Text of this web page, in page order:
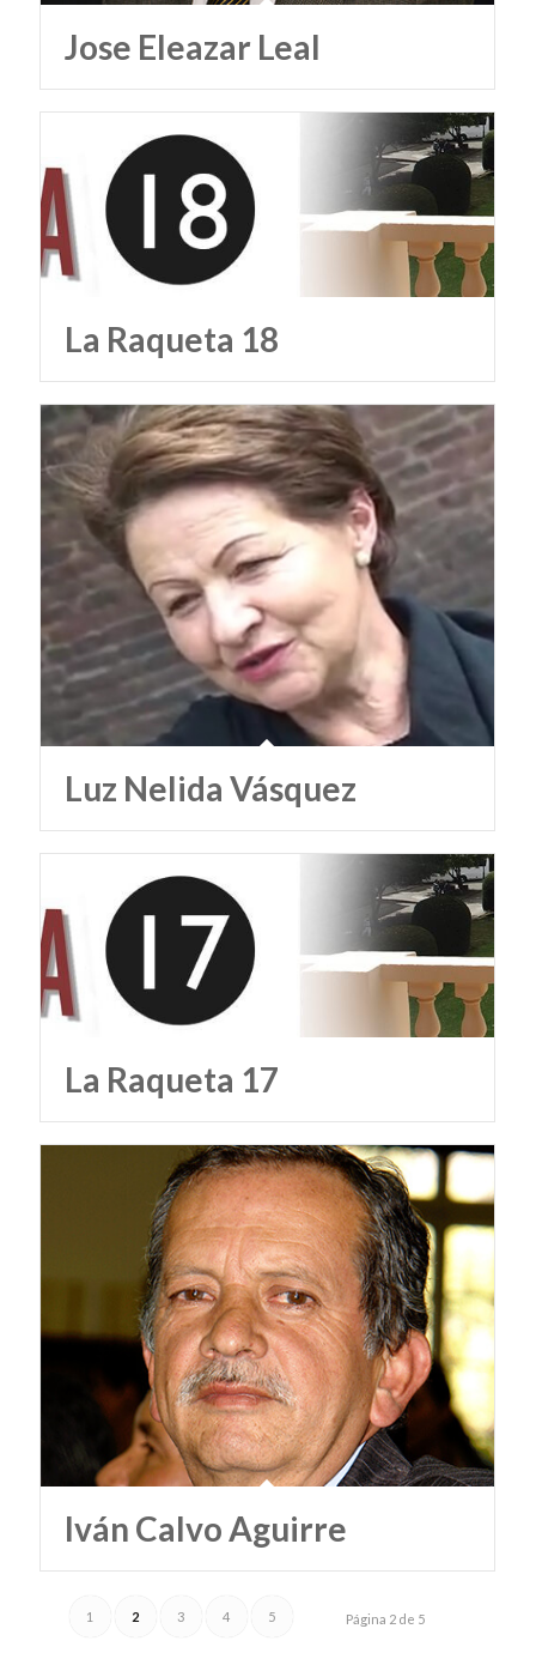
Jose Eleazar Leal
La Raqueta 18
Luz Nelida Vásquez
La Raqueta 17
Iván Calvo Aguirre
Página 2 de 5
1 2 3 4 5